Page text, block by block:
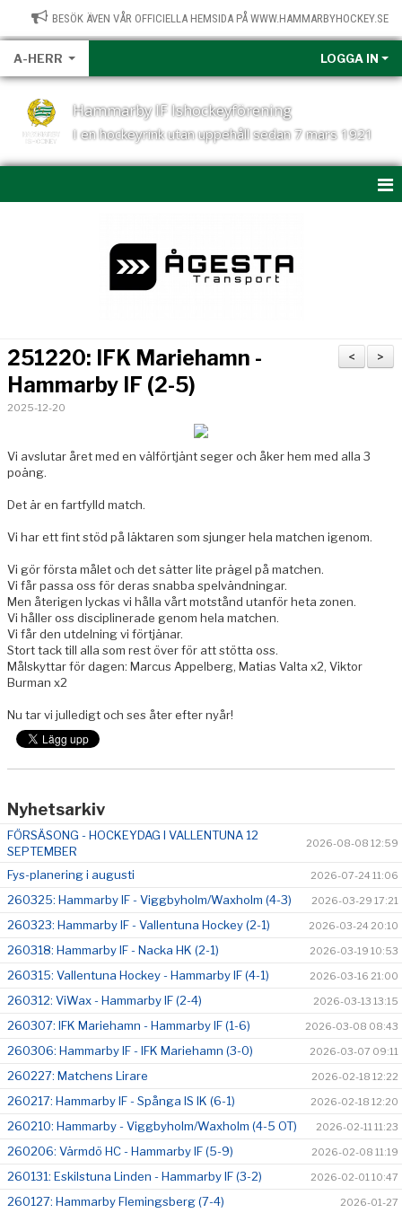
BESÖK ÄVEN VÅR OFFICIELLA HEMSIDA PÅ WWW.HAMMARBYHOCKEY.SE
A-HERR LOGGA IN
Hammarby IF Ishockeyförening
I en hockeyrink utan uppehåll sedan 7 mars 1921
A-LAG HERR: TRUPPEN
KONTAKT
>
<
251220: IFK Mariehamn -
Hammarby IF (2-5)
2025-12-20
Vi avslutar året med en välförtjänt seger och åker hem med alla 3
poäng.
Det är en fartfylld match.
Vi har ett fint stöd på läktaren som sjunger hela matchen igenom.
Vi gör första målet och det sätter lite prägel på matchen.
Vi får passa oss för deras snabba spelvändningar.
Men återigen lyckas vi hålla vårt motstånd utanför heta zonen.
Vi håller oss disciplinerade genom hela matchen.
Vi får den utdelning vi förtjänar.
Stort tack till alla som rest över för att stötta oss.
Målskyttar för dagen: Marcus Appelberg, Matias Valta x2, Viktor
Burman x2
Nu tar vi julledigt och ses åter efter nyår!
Nyhetsarkiv
FÖRSÄSONG - HOCKEYDAG I VALLENTUNA 12
SEPTEMBER
2026-08-08 12:59
Fys-planering i augusti 2026-07-24 11:06
260325: Hammarby IF - Viggbyholm/Waxholm (4-3) 2026-03-29 17:21
260323: Hammarby IF - Vallentuna Hockey (2-1) 2026-03-24 20:10
260318: Hammarby IF - Nacka HK (2-1) 2026-03-19 10:53
260315: Vallentuna Hockey - Hammarby IF (4-1) 2026-03-16 21:00
260312: ViWax - Hammarby IF (2-4) 2026-03-13 13:15
260307: IFK Mariehamn - Hammarby IF (1-6) 2026-03-08 08:43
260306: Hammarby IF - IFK Mariehamn (3-0) 2026-03-07 09:11
260227: Matchens Lirare 2026-02-18 12:22
260217: Hammarby IF - Spånga IS IK (6-1) 2026-02-18 12:20
260210: Hammarby - Viggbyholm/Waxholm (4-5 OT) 2026-02-11 11:23
260206: Värmdö HC - Hammarby IF (5-9) 2026-02-08 11:19
260131: Eskilstuna Linden - Hammarby IF (3-2) 2026-02-01 10:47
260127: Hammarby Flemingsberg (7-4) 2026-01-27